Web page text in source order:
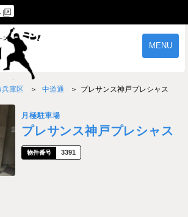
MENU
ご契約の流れ
兵庫区 中道通 プレサンス神戸プレシャス
月極駐車場
プレサンス神戸プレシャス
3391